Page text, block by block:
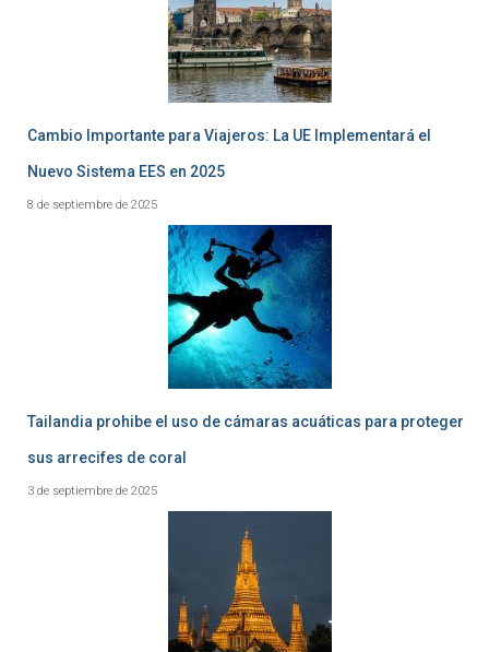
Cambio Importante para Viajeros: La UE Implementará el
Nuevo Sistema EES en 2025
8 de septiembre de 2025
Tailandia prohibe el uso de cámaras acuáticas para proteger
sus arrecifes de coral
3 de septiembre de 2025